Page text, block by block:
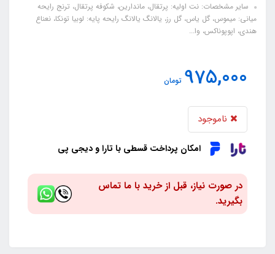
سایر مشخصات: نت اولیه: پرتقال، ماندارین، شکوفه پرتقال، ترنج رایحه
میانی: میموس، گل یاس، گل رز، یالانگ یالانگ رایحه پایه: لوبیا تونکا، نعناع
هندی، اپوپوناکس، وا...
975,000 تومان
ناموجود
امکان پرداخت قسطی با تارا و دیجی پی
در صورت نیاز، قبل از خرید با ما تماس
بگیرید.